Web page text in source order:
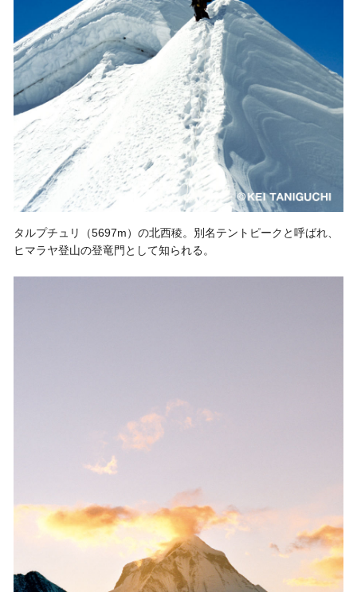
タルプチュリ（5697m）の北西稜。別名テントピークと呼ばれ、
ヒマラヤ登山の登竜門として知られる。